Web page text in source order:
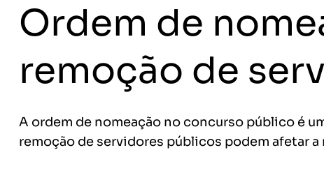
Ordem de
remoção de
A ordem de nomeação no concurso público é
remoção de servidores públicos podem afetar a
Petições, cálculo de honorários e ROI do seu
com IA e 100% gratuito.
Gerador de Petição